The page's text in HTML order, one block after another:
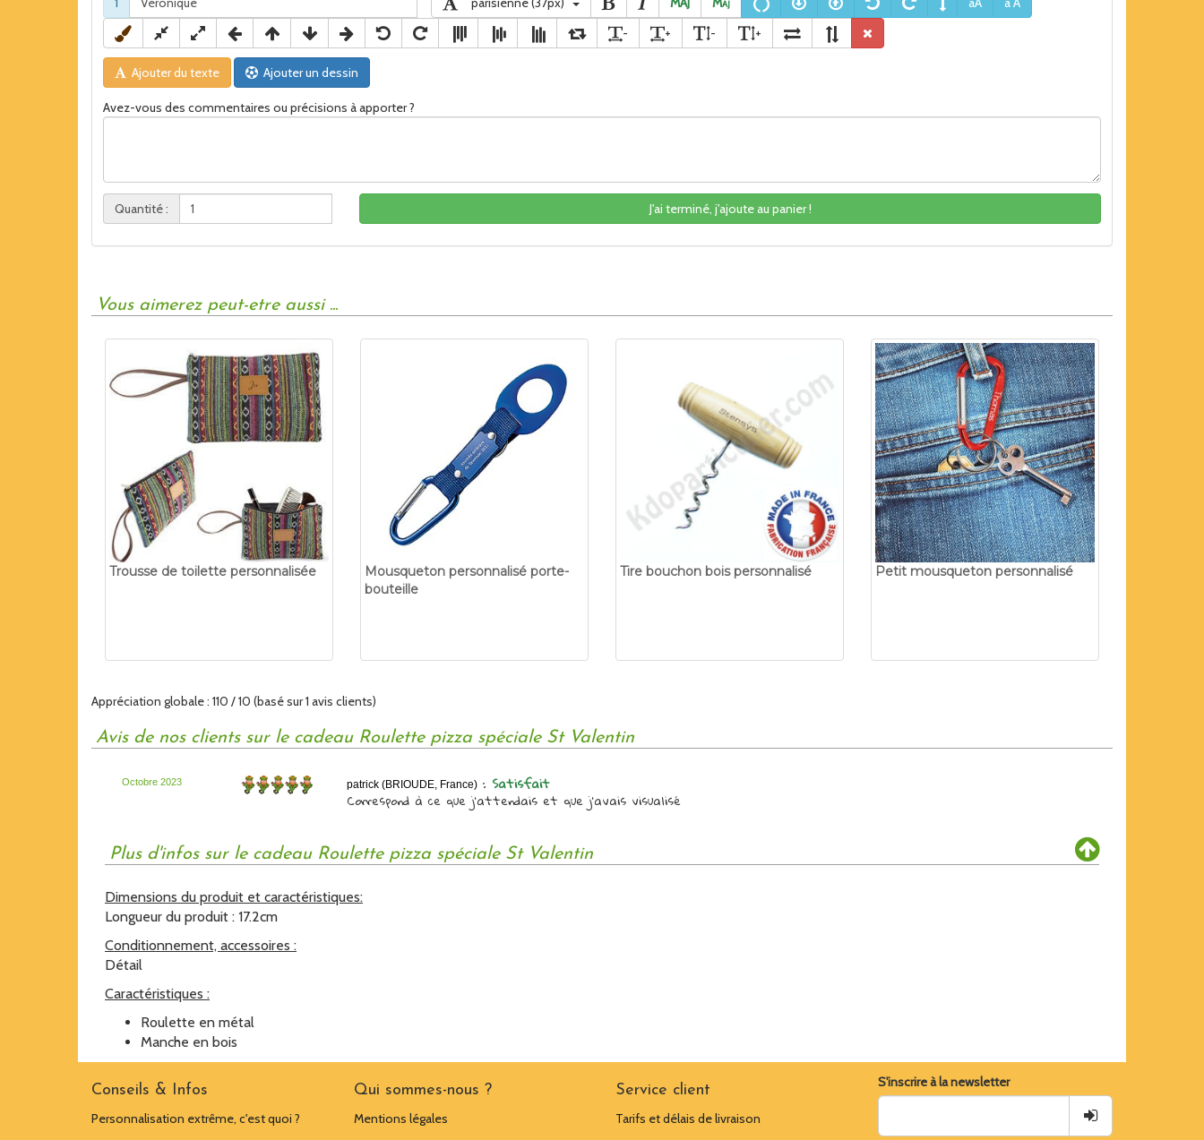
-
+ - +
Ajouter du texte Ajouter un dessin
Avez-vous des commentaires ou précisions à apporter ?
Quantité : J'ai terminé, j'ajoute au panier !
Vous aimerez peut-etre aussi ...
Trousse de toilette personnalisée
Mousqueton personnalisé porte-
bouteille
Tire bouchon bois personnalisé Petit mousqueton personnalisé
Appréciation globale : 110 /10 (basé sur1 avis clients)
Avis de nos clients sur le cadeau Roulette pizza spéciale St Valentin
Octobre 2023 patrick (BRIOUDE, France) : Satisfait
Correspond à ce que j'attendais et que j'avais visualisé
Plus d'infos sur le cadeau Roulette pizza spéciale St Valentin
Dimensions du produit et caractéristiques:
Longueur du produit : 17.2cm
Conditionnement, accessoires :
Détail
Caractéristiques :
Roulette en métal
Manche en bois
Conseils & Infos
Personnalisation extrême, c'est quoi ?
Qui sommes-nous ?
Mentions légales
Service client
Tarifs et délais de livraison
S'inscrire à la newsletter